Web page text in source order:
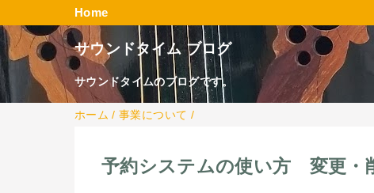
Home
サウンドタイム ブログ
サウンドタイムのブログです。
ホーム /事業について /
予約システムの使い方 変更・